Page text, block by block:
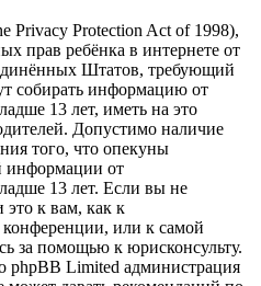
Privacy Protection Act of 1998),
прав ребёнка в интернете от
Штатов, требующий
собирать информацию от
13 лет, иметь на это
Допустимо наличие
того, что опекуны
информации от
13 лет. Если вы не
к вам, как к
или к самой
за помощью к юрисконсульту.
phpBB Limited администрация